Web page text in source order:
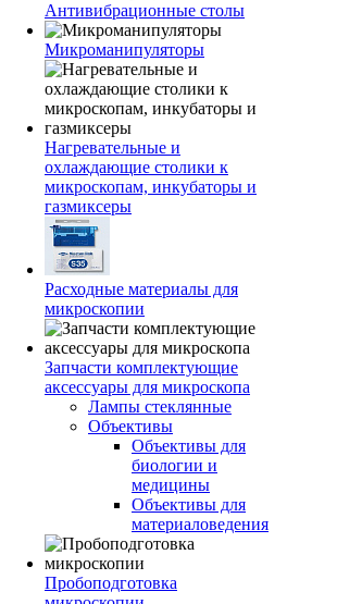
Антивибрационные столы
Микроманипуляторы
Нагревательные и
охлаждающие столики к
микроскопам, инкубаторы и
газмиксеры
Расходные материалы для
микроскопии
Запчасти комплектующие
аксессуары для микроскопа
Лампы стеклянные
Объективы
Объективы для
биологии и
медицины
Объективы для
материаловедения
Пробоподготовка